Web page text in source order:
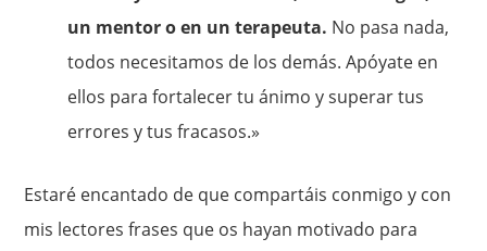
un mentor o en un terapeuta. No pasa nada,
todos necesitamos de los demás. Apóyate en
ellos para fortalecer tu ánimo y superar tus
errores y tus fracasos.»
Estaré encantado de que compartáis conmigo y con
mis lectores frases que os hayan motivado para